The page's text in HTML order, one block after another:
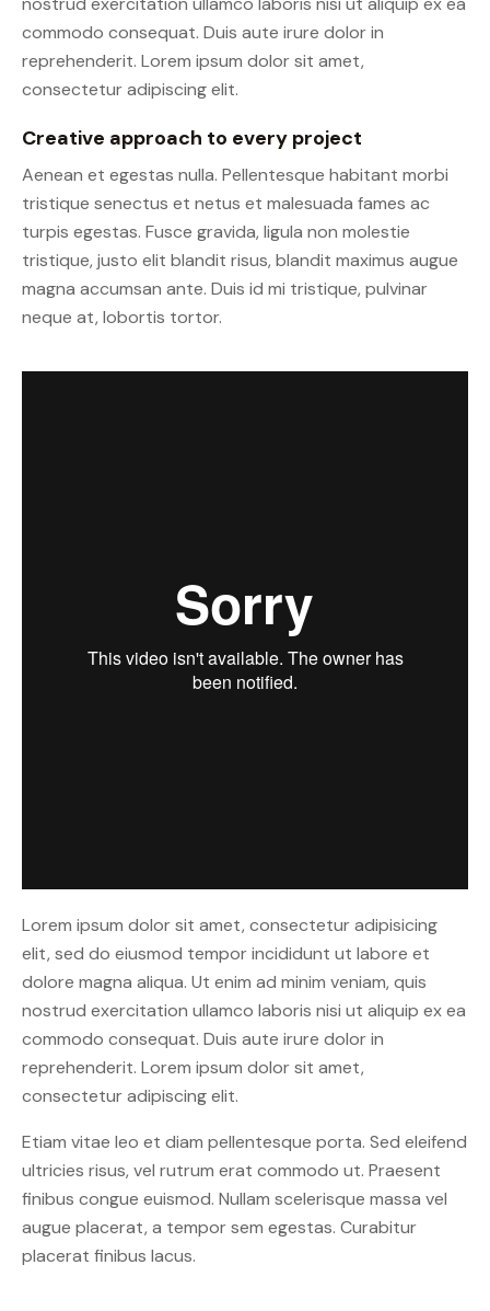
commodo consequat. Duis aute irure dolor in
reprehenderit. Lorem ipsum dolor sit amet,
consectetur adipiscing elit.
Creative approach to every project
Aenean et egestas nulla. Pellentesque habitant morbi
tristique senectus et netus et malesuada fames ac
turpis egestas. Fusce gravida, ligula non molestie
tristique, justo elit blandit risus, blandit maximus augue
magna accumsan ante. Duis id mi tristique, pulvinar
neque at, lobortis tortor.
Lorem ipsum dolor sit amet, consectetur adipisicing
elit, sed do eiusmod tempor incididunt ut labore et
dolore magna aliqua. Ut enim ad minim veniam, quis
nostrud exercitation ullamco laboris nisi ut aliquip ex ea
commodo consequat. Duis aute irure dolor in
reprehenderit. Lorem ipsum dolor sit amet,
consectetur adipiscing elit.
Etiam vitae leo et diam pellentesque porta. Sed eleifend
ultricies risus, vel rutrum erat commodo ut. Praesent
finibus congue euismod. Nullam scelerisque massa vel
augue placerat, a tempor sem egestas. Curabitur
placerat finibus lacus.